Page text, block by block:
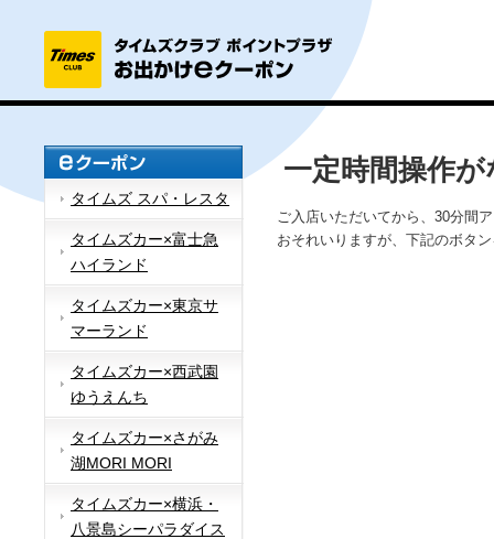
タイムズ スパ・レスタ
タイムズカー×富士急
ハイランド
タイムズカー×東京サ
マーランド
タイムズカー×西武園
ゆうえんち
タイムズカー×さがみ
湖MORI MORI
タイムズカー×横浜・
八景島シーパラダイス
一定時間操作
ご入店いただいてから、30分間
おそれいりますが、下記のボタ